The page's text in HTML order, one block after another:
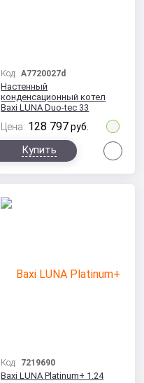
Код:A7720027d
Настенный
конденсационный котел
Baxi LUNA Duo-tec 33
Цена: 128 797 руб.
Купить
Код: 7219690
Baxi LUNA Platinum+ 1.24